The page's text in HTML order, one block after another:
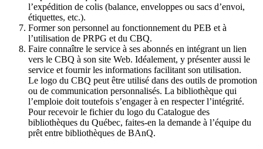
l’expédition de colis (balance, enveloppes ou sacs d’envoi,
étiquettes, etc.).
Former son personnel au fonctionnement du PEB et à
l’utilisation de PRPG et du CBQ.
Faire connaître le service à ses abonnés en intégrant un lien
vers le CBQ à son site Web. Idéalement, y présenter aussi le
service et fournir les informations facilitant son utilisation.
Le logo du CBQ peut être utilisé dans des outils de promotion
ou de communication personnalisés. La bibliothèque qui
l’emploie doit toutefois s’engager à en respecter l’intégrité.
Pour recevoir le fichier du logo du Catalogue des
bibliothèques du Québec, faites-en la demande à l’équipe du
prêt entre bibliothèques de BAnQ.